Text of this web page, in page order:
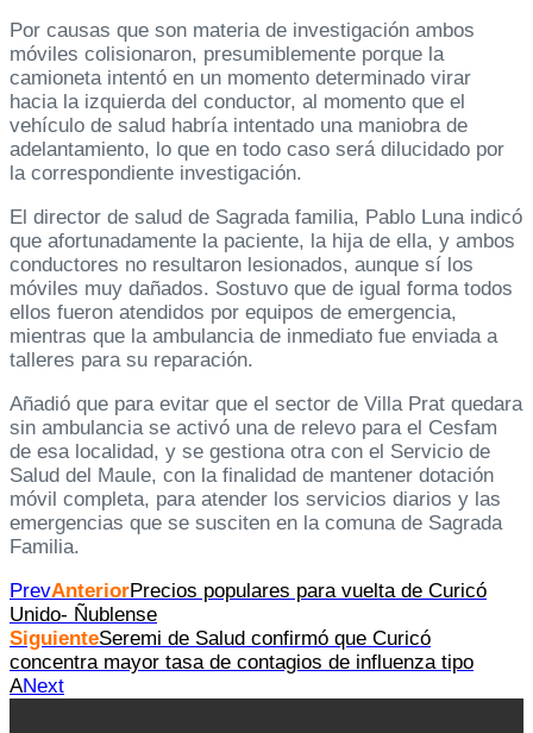
Por causas que son materia de investigación ambos
móviles colisionaron, presumiblemente porque la
camioneta intentó en un momento determinado virar
hacia la izquierda del conductor, al momento que el
vehículo de salud habría intentado una maniobra de
adelantamiento, lo que en todo caso será dilucidado por
la correspondiente investigación.
El director de salud de Sagrada familia, Pablo Luna indicó
que afortunadamente la paciente, la hija de ella, y ambos
conductores no resultaron lesionados, aunque sí los
móviles muy dañados. Sostuvo que de igual forma todos
ellos fueron atendidos por equipos de emergencia,
mientras que la ambulancia de inmediato fue enviada a
talleres para su reparación.
Añadió que para evitar que el sector de Villa Prat quedara
sin ambulancia se activó una de relevo para el Cesfam
de esa localidad, y se gestiona otra con el Servicio de
Salud del Maule, con la finalidad de mantener dotación
móvil completa, para atender los servicios diarios y las
emergencias que se susciten en la comuna de Sagrada
Familia.
PrevAnteriorPrecios populares para vuelta de Curicó
Unido- Ñublense
SiguienteSeremi de Salud confirmó que Curicó
concentra mayor tasa de contagios de influenza tipo
ANext